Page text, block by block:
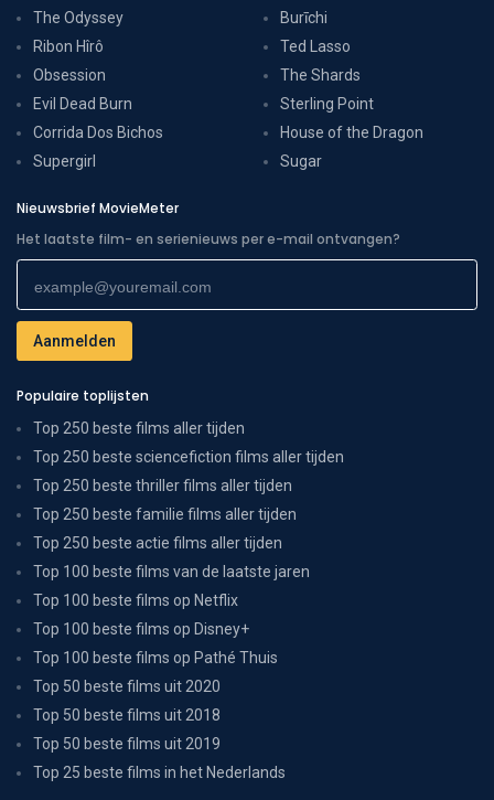
The Odyssey
Ribon Hîrô
Obsession
Evil Dead Burn
Corrida Dos Bichos
Supergirl
Burīchi
Ted Lasso
The Shards
Sterling Point
House of the Dragon
Sugar
Nieuwsbrief MovieMeter
Het laatste film- en serienieuws per e-mail ontvangen?
Populaire toplijsten
Top 250 beste films aller tijden
Top 250 beste sciencefiction films aller tijden
Top 250 beste thriller films aller tijden
Top 250 beste familie films aller tijden
Top 250 beste actie films aller tijden
Top 100 beste films van de laatste jaren
Top 100 beste films op Netflix
Top 100 beste films op Disney+
Top 100 beste films op Pathé Thuis
Top 50 beste films uit 2020
Top 50 beste films uit 2018
Top 50 beste films uit 2019
Top 25 beste films in het Nederlands